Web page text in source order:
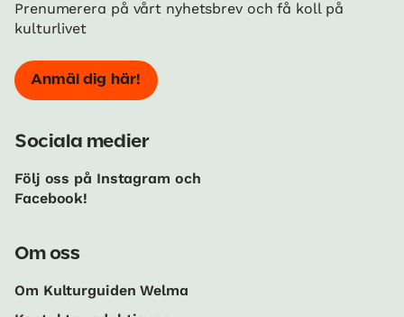
Prenumerera på vårt nyhetsbrev och få koll på
kulturlivet
Anmäl dig här!
Sociala medier
Följ oss på Instagram och
Facebook!
Om oss
Om Kulturguiden Welma